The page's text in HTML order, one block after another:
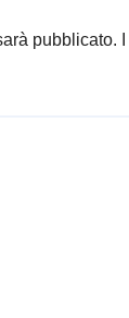
pubblicato.